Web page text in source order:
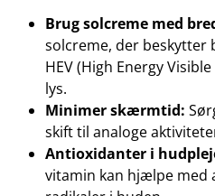
Brug solcreme med
solcreme, der beskytter
HEV (High Energy
lys.
Minimer skærmtid:
skift til analoge
Antioxidanter i
vitamin kan hjælpe med